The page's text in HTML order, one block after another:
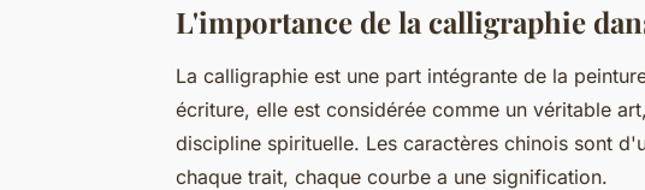
L'importance de la calligraphie
La calligraphie est une part intégrante de la
écriture, elle est considérée comme un véritable
discipline spirituelle. Les caractères chinois sont
chaque trait, chaque courbe a une signification.